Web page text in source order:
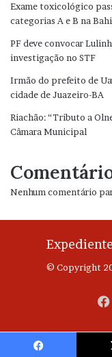
Exame toxicológico
categorias A e B na
PF deve convocar
investigação no STF
Irmão do prefeito de
cidade de Juazeiro-BA
Riachão: “Tributo a
Câmara Municipal
Nenhum comentário
© Copyright